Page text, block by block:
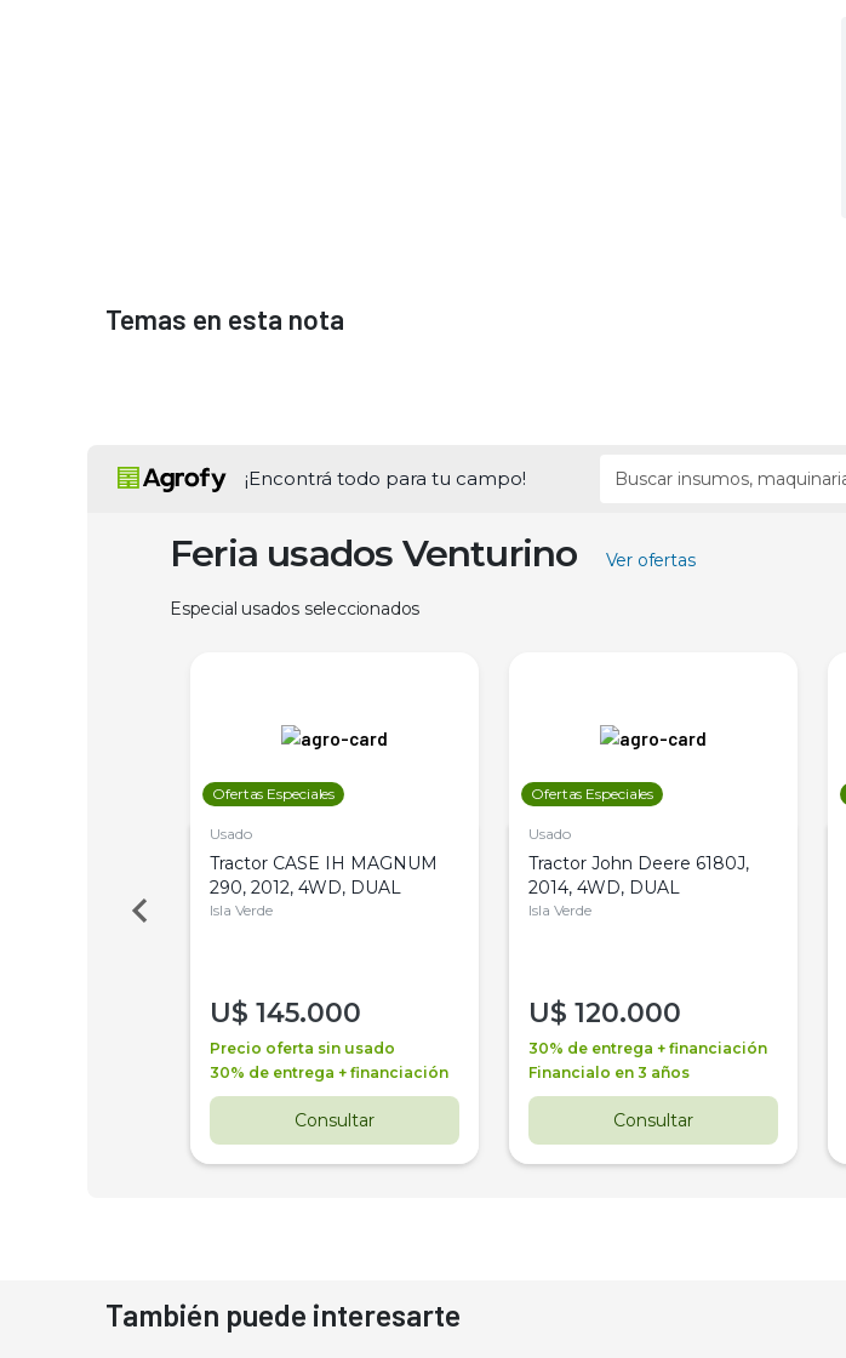
Temas en esta nota
¡Encontrá todo para tu campo!
Feria usados Venturino Ver ofertas
Especial usados seleccionados
Ofertas Especiales
Usado
Tractor CASE IH MAGNUM
290, 2012, 4WD, DUAL
Isla Verde
U$ 145.000
Precio oferta sin usado
30% de entrega + financiación
Consultar
Ofertas Especiales
Usado
Tractor John Deere 6180J,
2014, 4WD, DUAL
Isla Verde
U$ 120.000
30% de entrega + financiación
Financialo en 3 años
Consultar
También puede interesarte